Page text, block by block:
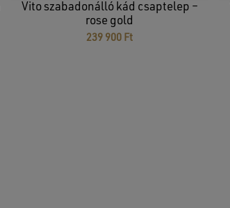
Vito szabadonálló kád csaptelep –
rose gold
239 900 Ft